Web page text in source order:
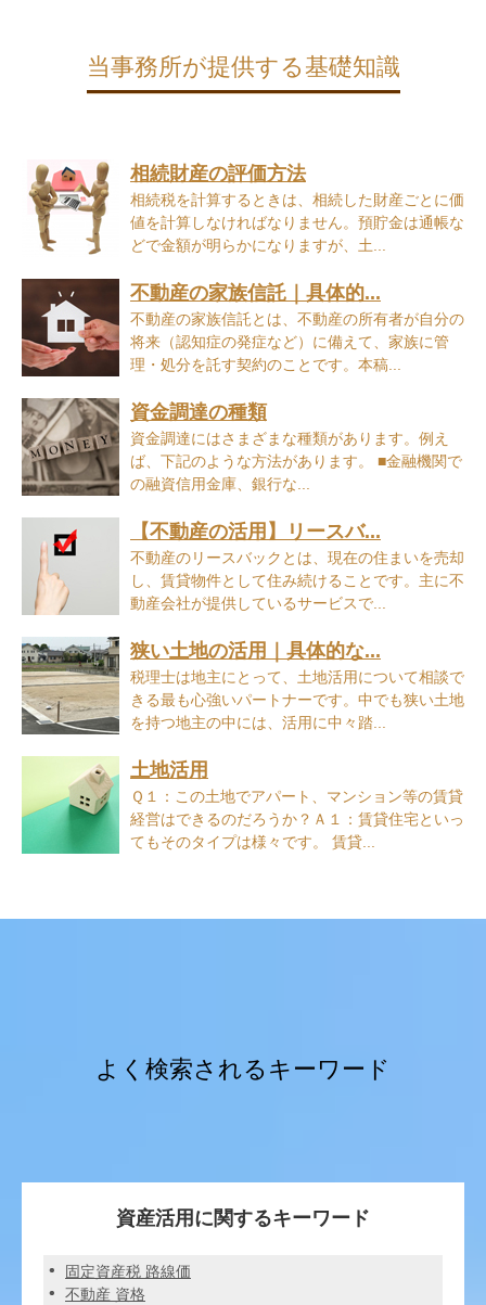
当事務所が提供する基礎知識
相続財産の評価方法
相続税を計算するときは、相続した財産ごとに価
値を計算しなければなりません。預貯金は通帳な
どで金額が明らかになりますが、土...
不動産の家族信託｜具体的...
不動産の家族信託とは、不動産の所有者が自分の
将来（認知症の発症など）に備えて、家族に管
理・処分を託す契約のことです。本稿...
資金調達の種類
資金調達にはさまざまな種類があります。例え
ば、下記のような方法があります。 ■金融機関で
の融資信用金庫、銀行な...
【不動産の活用】リースバ...
不動産のリースバックとは、現在の住まいを売却
し、賃貸物件として住み続けることです。主に不
動産会社が提供しているサービスで...
狭い土地の活用｜具体的な...
税理士は地主にとって、土地活用について相談で
きる最も心強いパートナーです。中でも狭い土地
を持つ地主の中には、活用に中々踏...
土地活用
Ｑ１：この土地でアパート、マンション等の賃貸
経営はできるのだろうか？Ａ１：賃貸住宅といっ
てもそのタイプは様々です。 賃貸...
よく検索されるキーワード
資産活用に関するキーワード
固定資産税 路線価
不動産 資格